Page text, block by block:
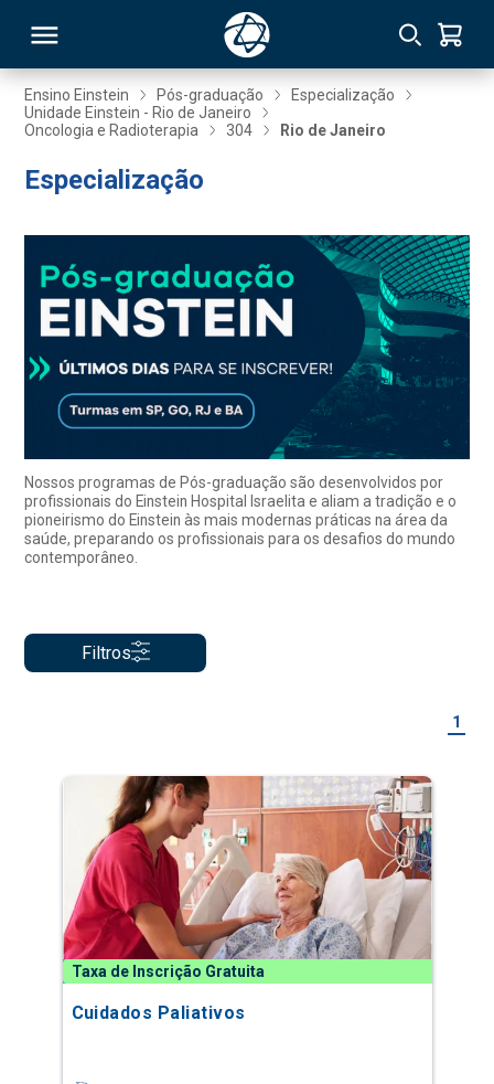
Ensino Einstein Pós-graduação
Especialização
Unidade Einstein - Rio de Janeiro
Oncologia e Radioterapia
304 Rio de Janeiro
Especialização
Nossos programas de Pós-graduação são desenvolvidos por
profissionais do Einstein Hospital Israelita e aliam a tradição e o
pioneirismo do Einstein às mais modernas práticas na área da
saúde, preparando os profissionais para os desafios do mundo
contemporâneo.
Filtros
1
Taxa de Inscrição Gratuita
Cuidados Paliativos